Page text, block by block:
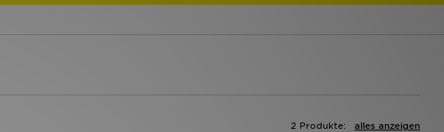
alles anzeigen
2 Produkte: